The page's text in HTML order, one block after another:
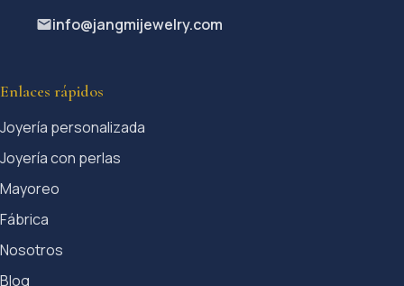
info@jangmijewelry.com
Enlaces rápidos
Joyería personalizada
Joyería con perlas
Mayoreo
Fábrica
Nosotros
Blog